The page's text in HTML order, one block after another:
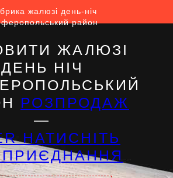
жалюзі день-ніч
район
ЖАЛЮЗІ
ДЕНЬ НІЧ
РОЗПРОДАЖ
—
НАТИСНІТЬ